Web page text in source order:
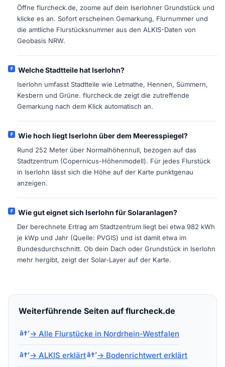
Öffne flurcheck.de, zoome auf dein Iserlohner Grundstück und
klicke es an. Sofort erscheinen Gemarkung, Flurnummer und
die amtliche Flurstücksnummer aus den ALKIS-Daten von
Geobasis NRW.
Welche Stadtteile hat Iserlohn?
Iserlohn umfasst Stadtteile wie Letmathe, Hennen, Sümmern,
Kesbern und Grüne. flurcheck.de zeigt die zutreffende
Gemarkung nach dem Klick automatisch an.
Wie hoch liegt Iserlohn über dem Meeresspiegel?
Rund 252 Meter über Normalhöhennull, bezogen auf das
Stadtzentrum (Copernicus-Höhenmodell). Für jedes Flurstück
in Iserlohn lässt sich die Höhe auf der Karte punktgenau
anzeigen.
Wie gut eignet sich Iserlohn für Solaranlagen?
Der berechnete Ertrag am Stadtzentrum liegt bei etwa 982 kWh
je kWp und Jahr (Quelle: PVGIS) und ist damit etwa im
Bundesdurchschnitt. Ob dein Dach oder Grundstück in Iserlohn
mehr hergibt, zeigt der Solar-Layer auf der Karte.
Weiterführende Seiten auf flurcheck.de
→ Alle Flurstücke in Nordrhein-Westfalen
→ ALKIS erklärt → Bodenrichtwert erklärt